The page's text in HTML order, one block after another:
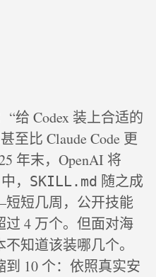
“给 Codex 装上合适的
至比 Claude Code 更
年末，OpenAI 将
， SKILL.md 随之成
短几周，公开技能
4 万个。但面对海
知道该装哪几个。
10 个：依照真实安